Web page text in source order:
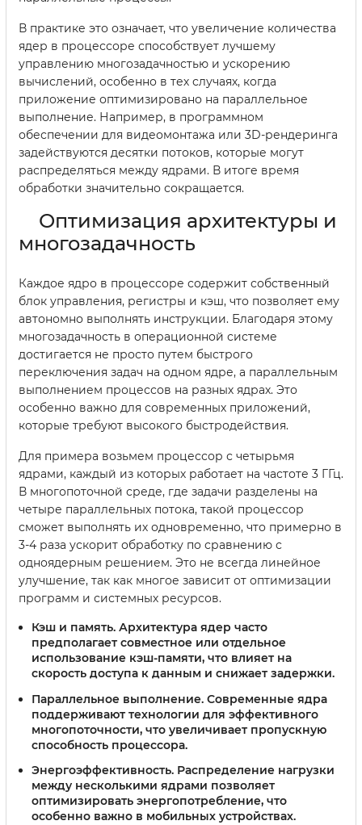
В практике это означает, что увеличение количества
ядер в процессоре способствует лучшему
управлению многозадачностью и ускорению
вычислений, особенно в тех случаях, когда
приложение оптимизировано на параллельное
выполнение. Например, в программном
обеспечении для видеомонтажа или 3D-рендеринга
задействуются десятки потоков, которые могут
распределяться между ядрами. В итоге время
обработки значительно сокращается.
Оптимизация архитектуры и
многозадачность
Каждое ядро в процессоре содержит собственный
блок управления, регистры и кэш, что позволяет ему
автономно выполнять инструкции. Благодаря этому
многозадачность в операционной системе
достигается не просто путем быстрого
переключения задач на одном ядре, а параллельным
выполнением процессов на разных ядрах. Это
особенно важно для современных приложений,
которые требуют высокого быстродействия.
Для примера возьмем процессор с четырьмя
ядрами, каждый из которых работает на частоте 3 ГГц.
В многопоточной среде, где задачи разделены на
четыре параллельных потока, такой процессор
сможет выполнять их одновременно, что примерно в
3-4 раза ускорит обработку по сравнению с
одноядерным решением. Это не всегда линейное
улучшение, так как многое зависит от оптимизации
программ и системных ресурсов.
Кэш и память. Архитектура ядер часто
предполагает совместное или отдельное
использование кэш-памяти, что влияет на
скорость доступа к данным и снижает задержки.
Параллельное выполнение. Современные ядра
поддерживают технологии для эффективного
многопоточности, что увеличивает пропускную
способность процессора.
Энергоэффективность. Распределение нагрузки
между несколькими ядрами позволяет
оптимизировать энергопотребление, что
особенно важно в мобильных устройствах.